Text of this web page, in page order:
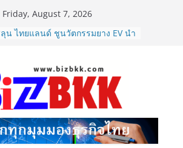
Friday, August 7, 2026
น ไทยแลนด์ ชูนวัตกรรมยาง EV นำ
กฯ–รมว.ท่องเที่ยว ชื่นชม “เนเน่
ล” หลังสร้างชื่อเสียงประเทศไทยบน
America’s Got Talent พร้อมส่ง
งใจสู่รอบต่อไป
ประกาศยกระดับองค์กร ชู
คิด “LASER” คุณค่าหลักในการขับ